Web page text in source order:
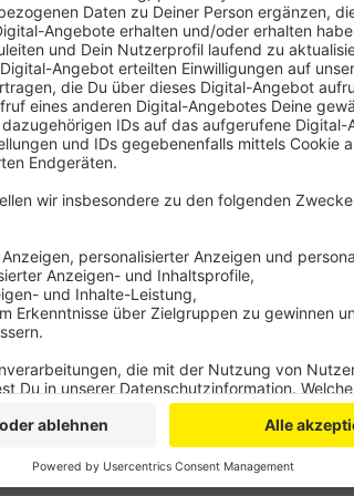
Ziel sei es Schüler spielerisch über die
erhobenem Zeigefinger zu agieren, so der
auch die Wirkung von Alkohol
süchtig machen kann.